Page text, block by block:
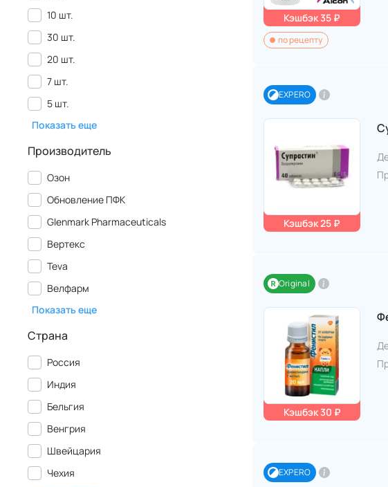
10 шт.
30 шт.
20 шт.
7 шт.
5 шт.
Показать еще
Производитель
Озон
Обновление ПФК
Glenmark Pharmaceuticals
Вертекс
Teva
Велфарм
Показать еще
Страна
Россия
Индия
Бельгия
Венгрия
Швейцария
Чехия
Кэшбэк 35 ₽
по рецепту
EXPERO
Кэшбэк 25 ₽
Original
Кэшбэк 30 ₽
EXPERO